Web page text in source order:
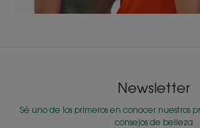
Newsletter
Sé uno de los primeros en conocer nuestros
consejos de belleza